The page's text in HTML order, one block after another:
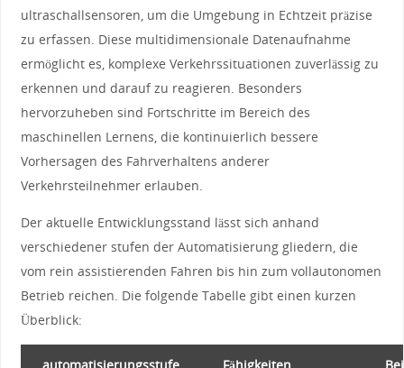
ultraschallsensoren, um die Umgebung in Echtzeit präzise
zu erfassen. Diese​ multidimensionale ⁢Datenaufnahme
ermöglicht es, komplexe Verkehrssituationen zuverlässig zu
erkennen und darauf zu reagieren.​ Besonders ​
hervorzuheben ​sind Fortschritte im Bereich des
maschinellen⁤ Lernens, die kontinuierlich bessere
Vorhersagen des Fahrverhaltens‍ anderer
Verkehrsteilnehmer erlauben.
Der aktuelle Entwicklungsstand ⁢lässt sich anhand
verschiedener stufen der Automatisierung gliedern, die
‌vom rein assistierenden Fahren bis hin zum vollautonomen
Betrieb reichen. Die folgende Tabelle gibt einen kurzen
Überblick: